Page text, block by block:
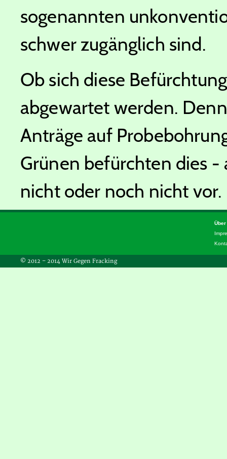
sogenannten
schwer zugänglich sind.
Ob sich diese
abgewartet werden.
Anträge auf
Grünen befürchten dies
nicht oder noch nicht vor.
Über
© 2012 – 2014 Wir Gegen Fracking